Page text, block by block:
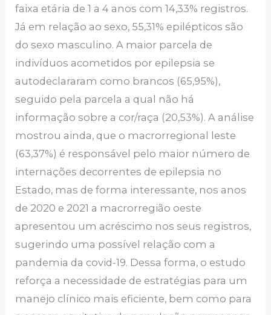
faixa etária de 1 a 4 anos com 14,33% registros.
Já em relação ao sexo, 55,31% epilépticos são
do sexo masculino. A maior parcela de
indivíduos acometidos por epilepsia se
autodeclararam como brancos (65,95%),
seguido pela parcela a qual não há
informação sobre a cor/raça (20,53%). A análise
mostrou ainda, que o macrorregional leste
(63,37%) é responsável pelo maior número de
internações decorrentes de epilepsia no
Estado, mas de forma interessante, nos anos
de 2020 e 2021 a macrorregião oeste
apresentou um acréscimo nos seus registros,
sugerindo uma possível relação com a
pandemia da covid-19. Dessa forma, o estudo
reforça a necessidade de estratégias para um
manejo clínico mais eficiente, bem como para